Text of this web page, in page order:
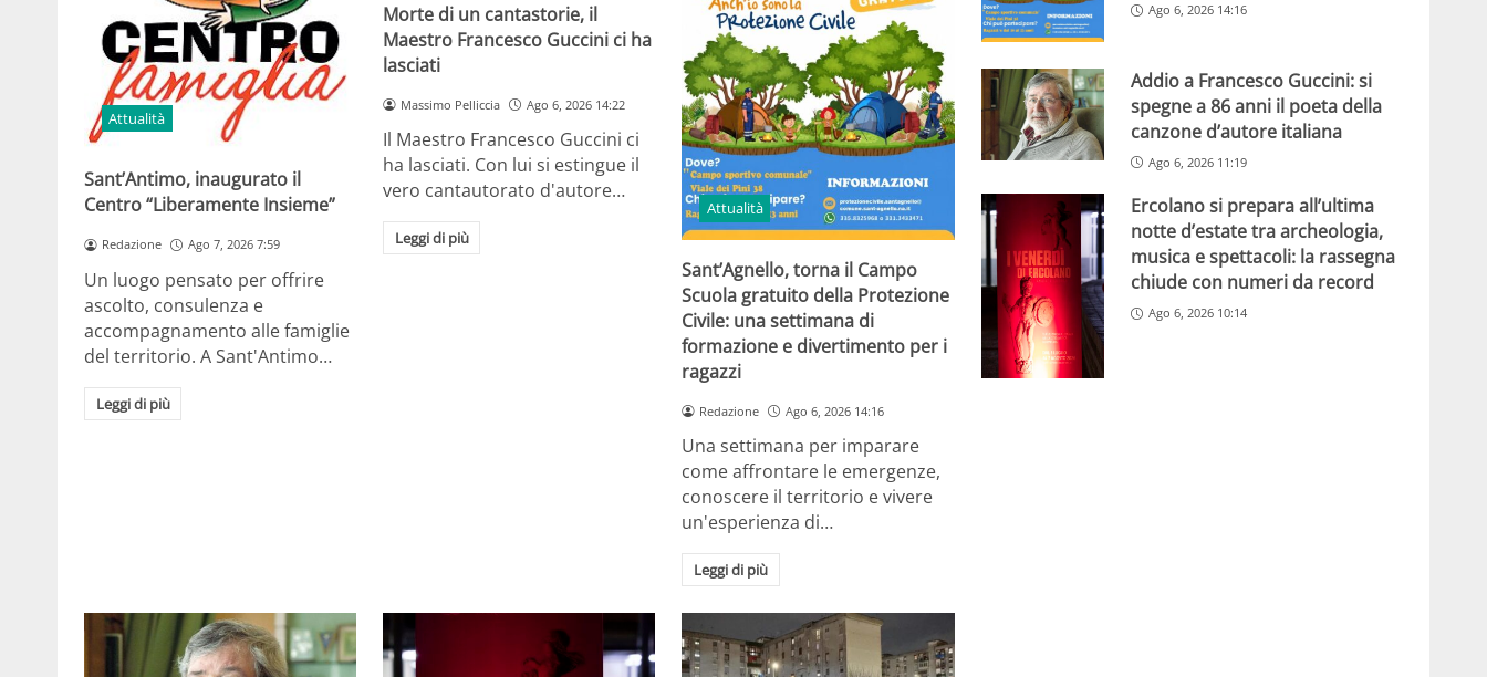
Attualità
Sant’Antimo, inaugurato il
Centro “Liberamente Insieme”
Redazione Ago 7, 2026 7:59
Un luogo pensato per offrire
ascolto, consulenza e
accompagnamento alle famiglie
del territorio. A Sant'Antimo…
Leggi di più
Morte di un cantastorie, il
Maestro Francesco Guccini ci ha
lasciati
Massimo Pelliccia Ago 6, 2026 14:22
Il Maestro Francesco Guccini ci
ha lasciati. Con lui si estingue il
vero cantautorato d'autore…
Leggi di più
Attualità
Sant’Agnello, torna il Campo
Scuola gratuito della Protezione
Civile: una settimana di
formazione e divertimento per i
ragazzi
Redazione Ago 6, 2026 14:16
Una settimana per imparare
come affrontare le emergenze,
conoscere il territorio e vivere
un'esperienza di…
Leggi di più
Ago 6, 2026 14:16
Addio a Francesco Guccini: si
spegne a 86 anni il poeta della
canzone d’autore italiana
Ago 6, 2026 11:19
Ercolano si prepara all’ultima
notte d’estate tra archeologia,
musica e spettacoli: la rassegna
chiude con numeri da record
Ago 6, 2026 10:14